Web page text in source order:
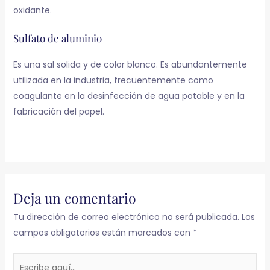
oxidante.
Sulfato de aluminio
Es una sal solida y de color blanco. Es abundantemente
utilizada en la industria, frecuentemente como
coagulante en la desinfección de agua potable y en la
fabricación del papel.
Deja un comentario
Tu dirección de correo electrónico no será publicada. Los
campos obligatorios están marcados con *